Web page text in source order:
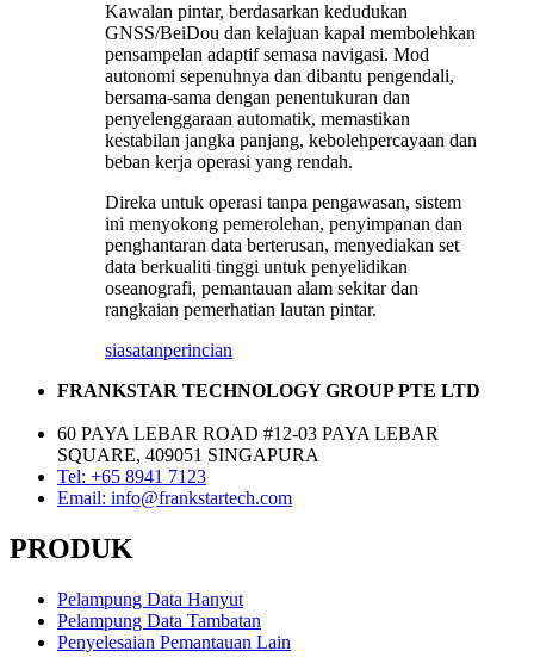
Kawalan pintar, berdasarkan kedudukan
GNSS/BeiDou dan kelajuan kapal membolehkan
pensampelan adaptif semasa navigasi. Mod
autonomi sepenuhnya dan dibantu pengendali,
bersama-sama dengan penentukuran dan
penyelenggaraan automatik, memastikan
kestabilan jangka panjang, kebolehpercayaan dan
beban kerja operasi yang rendah.
Direka untuk operasi tanpa pengawasan, sistem
ini menyokong pemerolehan, penyimpanan dan
penghantaran data berterusan, menyediakan set
data berkualiti tinggi untuk penyelidikan
oseanografi, pemantauan alam sekitar dan
rangkaian pemerhatian lautan pintar.
siasatanperincian
FRANKSTAR TECHNOLOGY GROUP PTE LTD
60 PAYA LEBAR ROAD #12-03 PAYA LEBAR
SQUARE, 409051 SINGAPURA
Tel: +65 8941 7123
Email: info@frankstartech.com
PRODUK
Pelampung Data Hanyut
Pelampung Data Tambatan
Penyelesaian Pemantauan Lain